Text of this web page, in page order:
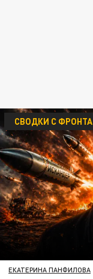
СВОДКИ С ФРОНТА
ЕКАТЕРИНА ПАНФИЛОВА